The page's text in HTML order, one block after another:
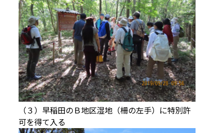
（３）早稲田のＢ地区湿地（柵の左手）に特別許
可を得て入る